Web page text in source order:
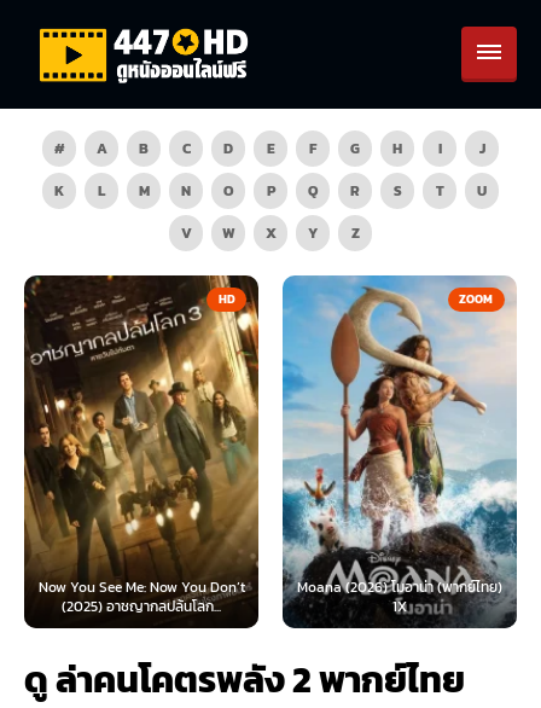
# A B C D E F G H I
J
K
L M N O P Q R S T
U
V
W X Y Z
HD
Now You See Me: Now You Don’t
(2025) อาชญากลปล้นโลก...
ZOOM
Moana (2026) โมอาน่า (พากย์ไทย)
1X
ดู ล่าคนโคตรพลัง 2 พากย์ไทย